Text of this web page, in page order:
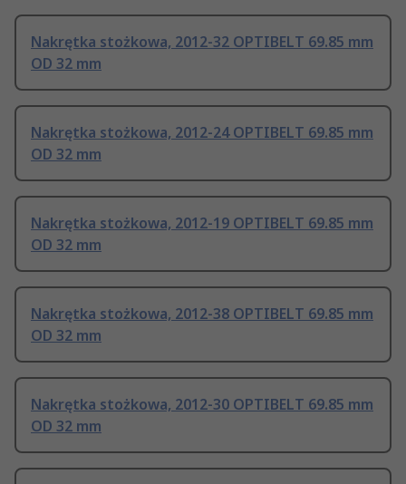
Nakrętka stożkowa, 2012-32 OPTIBELT 69.85 mm
OD 32 mm
Nakrętka stożkowa, 2012-24 OPTIBELT 69.85 mm
OD 32 mm
Nakrętka stożkowa, 2012-19 OPTIBELT 69.85 mm
OD 32 mm
Nakrętka stożkowa, 2012-38 OPTIBELT 69.85 mm
OD 32 mm
Nakrętka stożkowa, 2012-30 OPTIBELT 69.85 mm
OD 32 mm